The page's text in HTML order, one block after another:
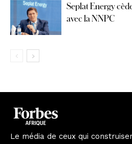
Seplat Energy
avec la NNPC
Le média de ceux qui